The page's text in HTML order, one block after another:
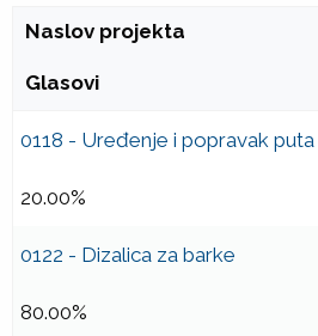
Naslov projekta
Glasovi
0118 - Uređenje i popravak
20.00%
0122 - Dizalica za barke
80.00%